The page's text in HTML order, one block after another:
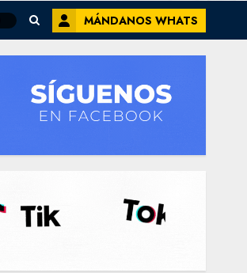
MÁNDANOS WHATS